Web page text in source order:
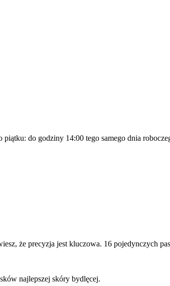
do godziny 14:00 tego samego dnia
że precyzja jest kluczowa. 16 pojedynczych
najlepszej skóry bydlęcej.